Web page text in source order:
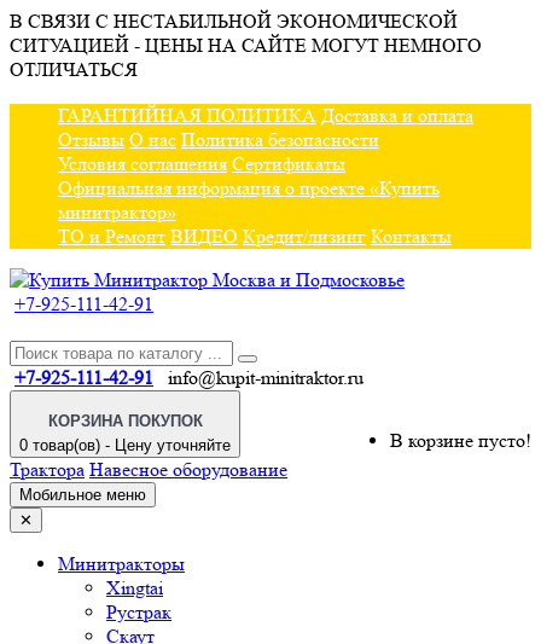
В СВЯЗИ С НЕСТАБИЛЬНОЙ ЭКОНОМИЧЕСКОЙ
СИТУАЦИЕЙ - ЦЕНЫ НА САЙТЕ МОГУТ НЕМНОГО
ОТЛИЧАТЬСЯ
ГАРАНТИЙНАЯ ПОЛИТИКА Доставка и оплата
Отзывы О нас Политика безопасности
Условия соглашения Сертификаты
Официальная информация о проекте «Купить
минитрактор»
ТО и Ремонт ВИДЕО Кредит/лизинг Контакты
+7-925-111-42-91
+7-925-111-42-91 info@kupit-minitraktor.ru
КОРЗИНА ПОКУПОК
0 товар(ов) - Цену уточняйте
В корзине пусто!
Трактора Навесное оборудование
Мобильное меню
✕
Минитракторы
Xingtai
Рустрак
Скаут